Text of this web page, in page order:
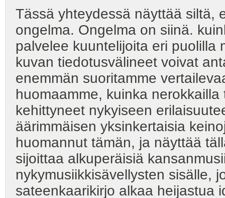
Tässä yhteydessä näyttää siltä,
ongelma. Ongelma on siinä.
palvelee kuuntelijoita eri puolilla
kuvan tiedotusvälineet voivat
enemmän suoritamme
huomaamme, kuinka
kehittyneet nykyiseen
äärimmäisen yksinkertaisia
huomannut tämän, ja näyttää
sijoittaa alkuperäisiä
nykymusiikkisävellysten sisälle,
sateenkaarikirjo alkaa heijastua